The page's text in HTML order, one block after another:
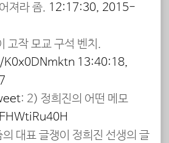
져라 좀. 12:17:30, 2015-
고작 모교 구석 벤치.
13:40:18,
: 2) 정희진의 어떤 메모
대표 글쟁이 정희진 선생의 글